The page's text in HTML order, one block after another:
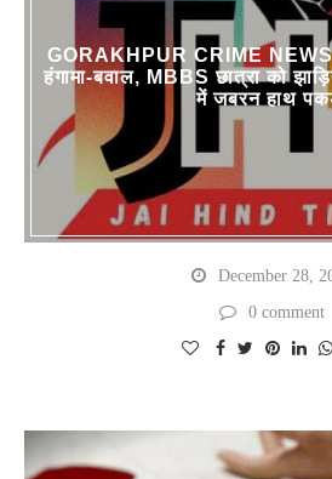
GORAKHPUR CRIME
हंगामा-बवाल, MBBS छात्रा को
में जबरन हाथ
December 28,
0 comment